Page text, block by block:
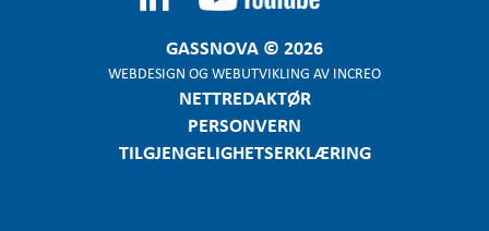
GASSNOVA © 2026
WEBDESIGN OG WEBUTVIKLING AV INCREO
NETTREDAKTØR
PERSONVERN
TILGJENGELIGHETSERKLÆRING